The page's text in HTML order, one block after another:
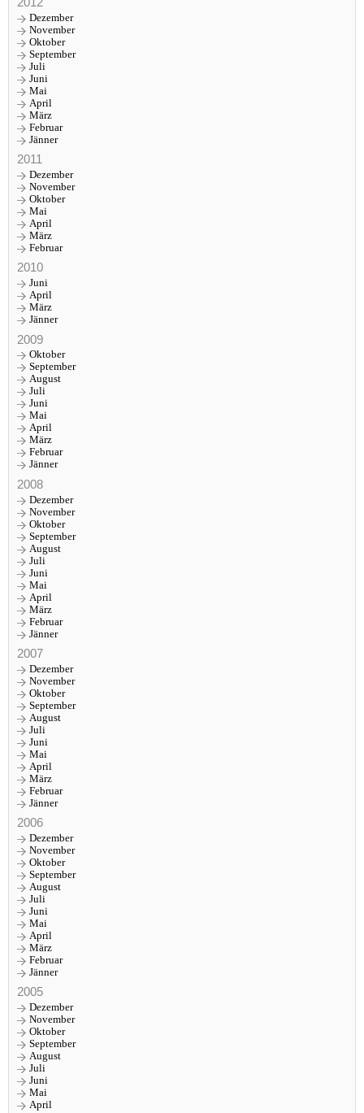
Dezember
November
Oktober
September
Juli
Juni
Mai
April
März
Februar
Jänner
2011
Dezember
November
Oktober
Mai
April
März
Februar
2010
Juni
April
März
Jänner
2009
Oktober
September
August
Juli
Juni
Mai
April
März
Februar
Jänner
2008
Dezember
November
Oktober
September
August
Juli
Juni
Mai
April
März
Februar
Jänner
2007
Dezember
November
Oktober
September
August
Juli
Juni
Mai
April
März
Februar
Jänner
2006
Dezember
November
Oktober
September
August
Juli
Juni
Mai
April
März
Februar
Jänner
2005
Dezember
November
Oktober
September
August
Juli
Juni
Mai
April